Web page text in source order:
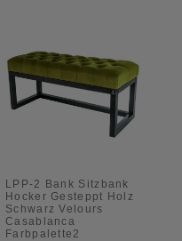
LPP-2 Bank Sitzbank
Hocker Gesteppt Holz
Schwarz Velours
Casablanca
Farbpalette2